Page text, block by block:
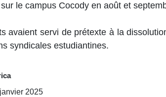
le campus Cocody en août et
avaient servi de prétexte à la
syndicales estudiantines.
2025